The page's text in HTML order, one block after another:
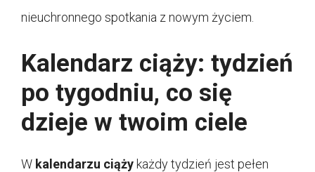
nieuchronnego spotkania z nowym życiem.
Kalendarz ciąży: tydzień
po tygodniu, co się
dzieje w twoim ciele
W kalendarzu ciążykażdy tydzień jest pełen